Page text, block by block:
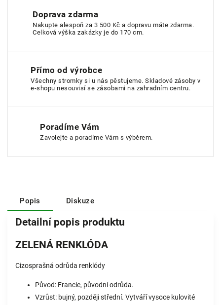
Doprava zdarma
Nakupte alespoň za 3 500 Kč a dopravu máte zdarma.
Celková výška zakázky je do 170 cm.
Přímo od výrobce
Všechny stromky si u nás pěstujeme. Skladové zásoby v
e-shopu nesouvisí se zásobami na zahradním centru.
Poradíme Vám
Zavolejte a poradíme Vám s výběrem.
Popis Diskuze
Detailní popis produktu
ZELENÁ RENKLÓDA
Cizosprašná odrůda renklódy
Původ: Francie, původní odrůda.
Vzrůst: bujný, později střední. Vytváří vysoce kulovité